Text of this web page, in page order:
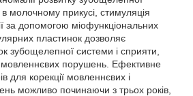
молочному прикусі, стимуляція
за допомогою міофункціональних
пластинок дозволяє
зубощелепної системи і сприяти,
мовленнєвих порушень. Ефективне
для корекції мовленнєвих і
можливо починаючи з трьох років,